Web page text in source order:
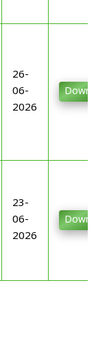
26-
06-
2026
23-
06-
2026